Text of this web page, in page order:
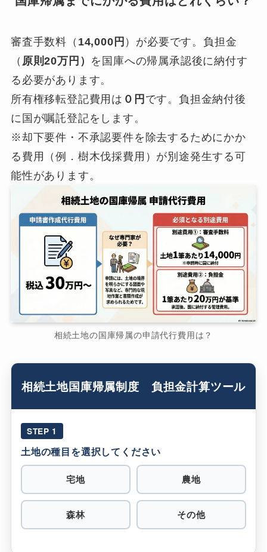
審査手数料（ 14,000円 ）が必要です。負担金
（ 原則20万円） を国庫への帰属承認後に納付す
る必要があります。
所有権移転登記費用は ０円 です。負担金納付後
に国が嘱託登記をします。
※却下要件・不承認要件を除去するためにかか
る費用（例．樹木伐採費用）が別途発生する可
能性があります。
相続土地の国庫帰属の申請代行費用は？
相続土地国庫帰属制度 負担金計算ツール
STEP 1
土地の種目を選択してください
宅地 農地
森林 その他